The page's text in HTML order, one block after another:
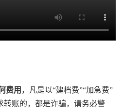
费用 ，凡是以“建档费”“加急费”
转账的，都是诈骗，请务必警